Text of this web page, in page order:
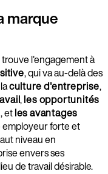
marque
l'engagement à
, qui va au-delà des
culture d'entreprise,
,les opportunités
, etles avantages
employeur forte et
niveau en
envers ses
de travail désirable.